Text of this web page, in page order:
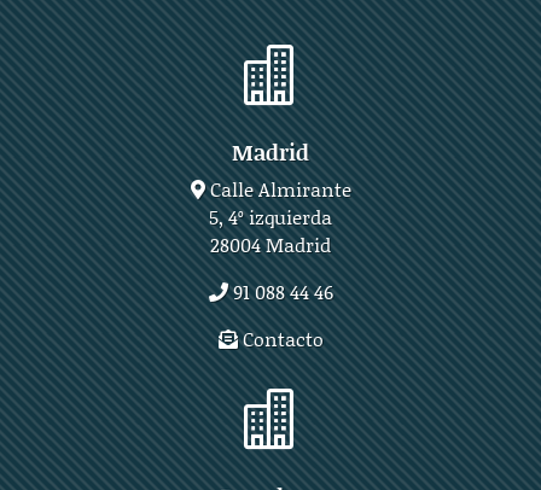

Madrid
Calle Almirante
5, 4º izquierda
28004 Madrid
91 088 44 46
Contacto
